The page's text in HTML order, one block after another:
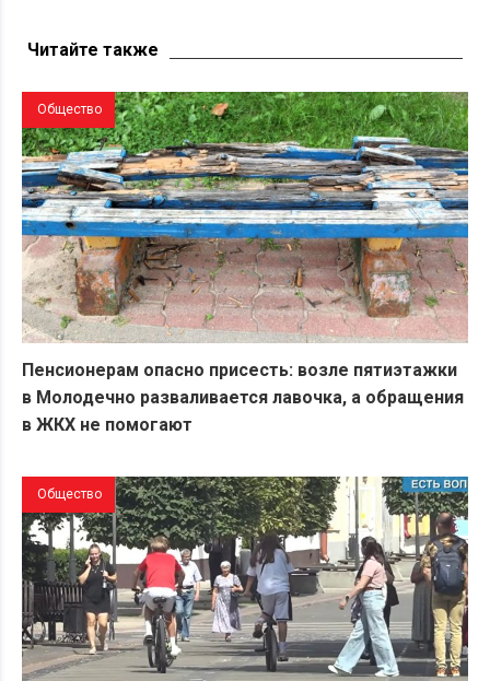
Читайте также
Общество
Пенсионерам опасно присесть: возле пятиэтажки
в Молодечно разваливается лавочка, а обращения
в ЖКХ не помогают
Общество